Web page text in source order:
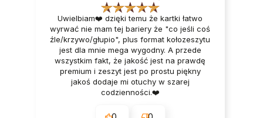
Uwielbiam❤️ dzięki temu że kartki łatwo
wyrwać nie mam tej bariery że "co jeśli coś
źle/krzywo/głupio", plus format kołozeszytu
jest dla mnie mega wygodny. A przede
wszystkim fakt, że jakość jest na prawdę
premium i zeszyt jest po prostu piękny
jakoś dodaje mi otuchy w szarej
codzienności.❤️